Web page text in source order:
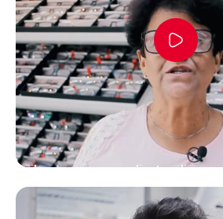
Saiba o que nossos clientes dizem